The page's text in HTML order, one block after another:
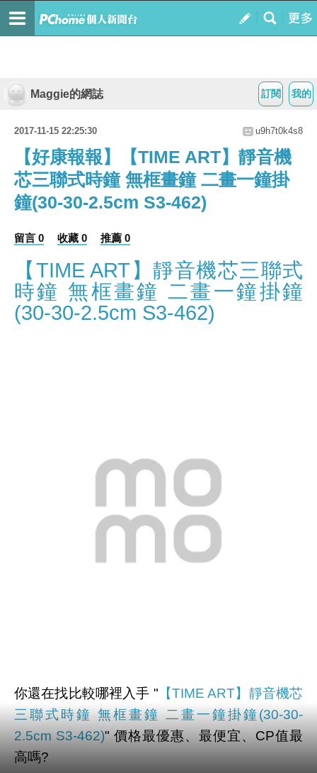
我的
訂閱
Maggie的網誌
2017-11-15 22:25:30 u9h7t0k4s8
【好康報報】【TIME ART】靜音機
芯三聯式時鐘 無框畫鐘 二畫一鐘掛
鐘(30-30-2.5cm S3-462)
留言 0 收藏 0 推薦 0
【TIME ART】靜音機芯三聯式
時鐘 無框畫鐘 二畫一鐘掛鐘
(30-30-2.5cm S3-462)
你還在找比較哪裡入手 " 【TIME ART】靜音機芯
三聯式時鐘 無框畫鐘 二畫一鐘掛鐘(30-30-
2.5cm S3-462)" 價格最優惠、最便宜、CP值最
高嗎?